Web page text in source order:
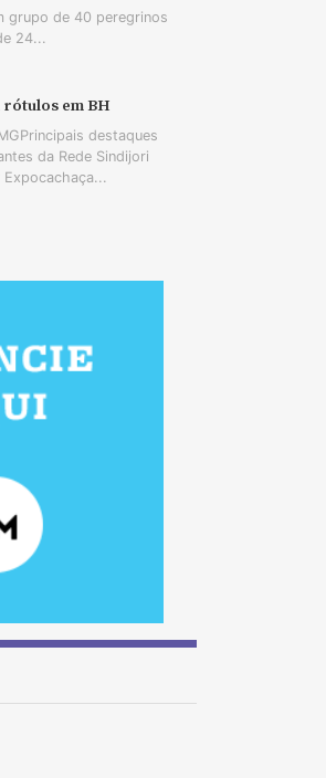
grupo de 40 peregrinos
24...
em BH
destaques
da Rede Sindijori